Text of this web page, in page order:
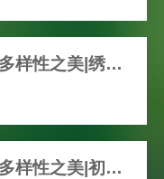
探寻植物多样性之美|绣球花开，共赴一场五彩缤纷的“仲夏之梦”吧！
探寻植物多样性之美|初夏，我们身边那些绚丽多彩的草本花卉